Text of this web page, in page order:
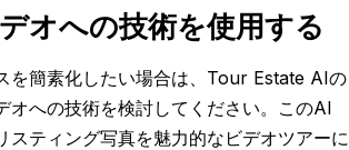
オへの技術を使用する
を簡素化したい場合は、Tour Estate AIの
オへの技術を検討してください。このAI
スティング写真を魅力的なビデオツアーに